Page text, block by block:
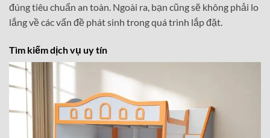
đúng tiêu chuẩn an toàn. Ngoài ra, bạn cũng sẽ không phải lo
lắng về các vấn đề phát sinh trong quá trình lắp đặt.
Tìm kiếm dịch vụ uy tín